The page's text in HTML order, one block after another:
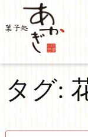
タグ: